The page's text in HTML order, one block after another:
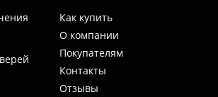
Как купить
О компании
Покупателям
Контакты
Отзывы